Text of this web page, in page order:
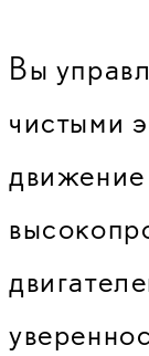
Вы
чистыми
движение